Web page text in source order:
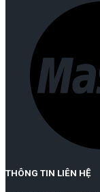
THÔNG TIN LIÊN HỆ